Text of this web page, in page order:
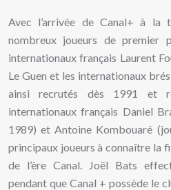
Avec l’arrivée de Canal+ à
nombreux joueurs de premier
internationaux français Laurent
Le Guen et les internationaux
ainsi recrutés dès 1991 et
internationaux français Daniel
1989) et Antoine Kombouaré
principaux joueurs à connaître la
de l’ère Canal. Joël Bats
pendant que Canal + possède le